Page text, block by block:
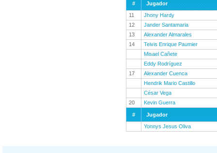
#
Jugador
11
Jhony Hardy
12
Jander Santamaria
13
Alexander Almarales
14
Teivis Enrique Paumier
Misael Cañete
Eddy Rodríguez
17
Alexander Cuenca
Hendrik Mario Castillo
César Vega
20
Kevin Guerra
#
Jugador
Yonnys Jesus Oliva